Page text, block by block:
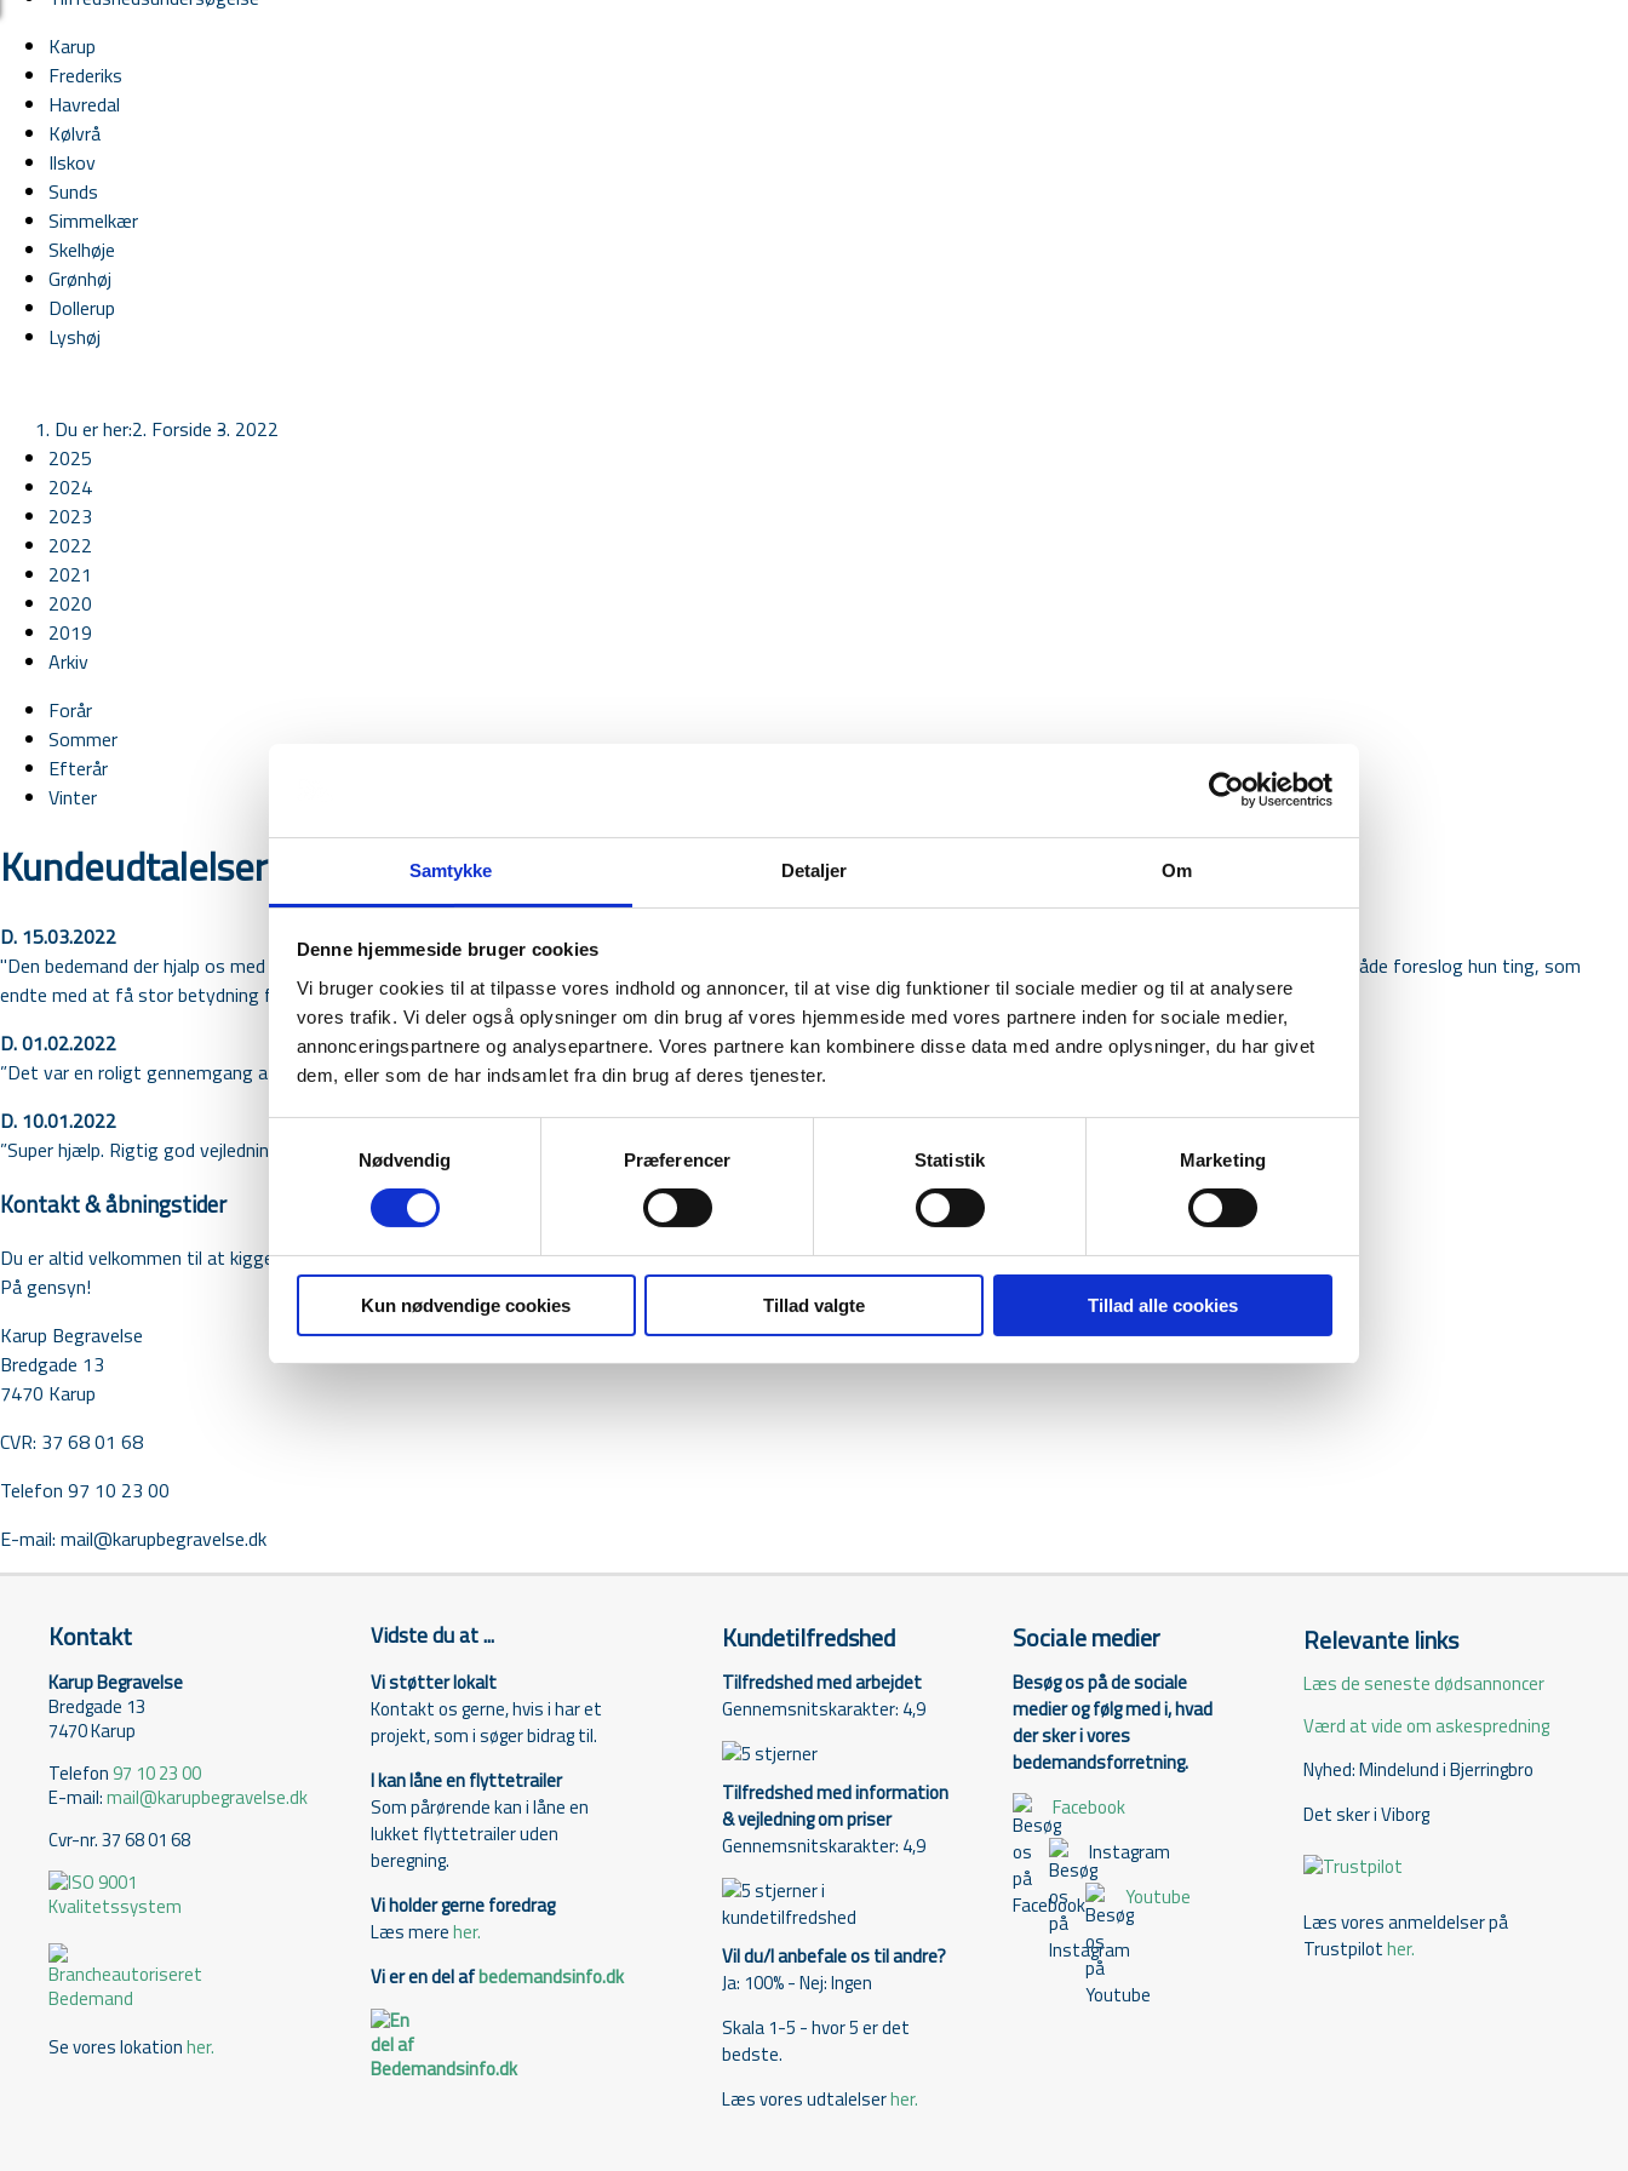
Samtykke Detaljer Om
Denne hjemmeside bruger cookies
Vi bruger cookies til at tilpasse vores indhold og annoncer, til at vise dig funktioner til sociale medier og til at analysere
vores trafik. Vi deler også oplysninger om din brug af vores hjemmeside med vores partnere inden for sociale medier,
annonceringspartnere og analysepartnere. Vores partnere kan kombinere disse data med andre oplysninger, du har givet
dem, eller som de har indsamlet fra din brug af deres tjenester.
Nødvendig
Præferencer Statistik Marketing
Kun nødvendige cookies Tillad valgte Tillad alle cookies
Karup
Frederiks
Havredal
Kølvrå
Ilskov
Sunds
Simmelkær
Skelhøje
Grønhøj
Dollerup
Lyshøj
Du er her: Forside - 2022
2025
2024
2023
2022
2021
2020
2019
Arkiv
Forår
Sommer
Efterår
Vinter
Kundeudtalelser vinter 2022
D. 15.03.2022
"Den bedemand der hjalp os med at bisætte både min mor og stedfar, var helt enestående til at lytte og mærke efter hvad der var vigtig for os. På meget nænsom måde foreslog hun ting, som
endte med at få stor betydning for os i efterforløbet”.
D. 01.02.2022
”Det var en roligt gennemgang af hele forløbet”.
D. 10.01.2022
”Super hjælp. Rigtig god vejledning om hvad man skal sørge for at afmelde osv.”
Kontakt & åbningstider
Du er altid velkommen til at kigge forbi vores kontor på Bredgade 13 i Karup. Ring også gerne til os, hvis du har nogle spørgsmål – vi tager altid telefonen.
På gensyn!
Karup Begravelse
Bredgade 13
7470 Karup
CVR: 37 68 01 68
Telefon 97 10 23 00
E-mail: mail@karupbegravelse.dk
Kontakt
Karup Begravelse
Bredgade 13
7470 Karup
Telefon97 10 23 00
E-mail:mail@karupbegravelse.dk
Cvr-nr. 37 68 01 68
Se vores lokationher.
Vidste du at ...
Vi støtter lokalt
Kontakt os gerne, hvis i har et
projekt, som i søger bidrag til.
I kan låne en flyttetrailer
Som pårørende kan i låne en
lukket flyttetrailer uden
beregning.
Vi holder gerne foredrag
Læs mereher.
Vi er en del afbedemandsinfo.dk
Kundetilfredshed
Tilfredshed med arbejdet
Gennemsnitskarakter: 4,9
Tilfredshed med information
& vejledning om priser
Gennemsnitskarakter: 4,9
Vil du/I anbefale os til andre?
Ja: 100% - Nej: Ingen
Skala 1-5 - hvor 5 er det
bedste.
Læs vores udtalelserher.
Sociale medier
Besøg os på de sociale
medier og følg med i, hvad
der sker i vores
bedemandsforretning.
Facebook
Instagram
Youtube
Relevante links
Læs de seneste dødsannoncer
Værd at vide om askespredning
Nyhed: Mindelund i Bjerringbro
Det sker i Viborg
Læs vores anmeldelser på
Trustpilother.